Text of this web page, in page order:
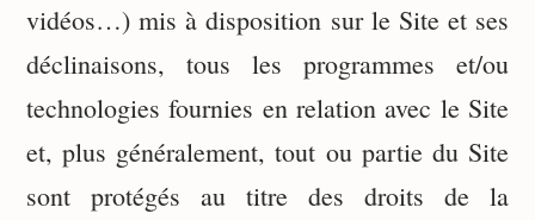
vidéos…) mis à disposition sur le Site et ses
déclinaisons, tous les programmes et/ou
technologies fournies en relation avec le Site
et, plus généralement, tout ou partie du Site
sont protégés au titre des droits de la